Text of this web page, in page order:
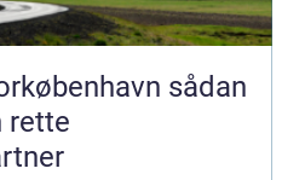
sådan
rette